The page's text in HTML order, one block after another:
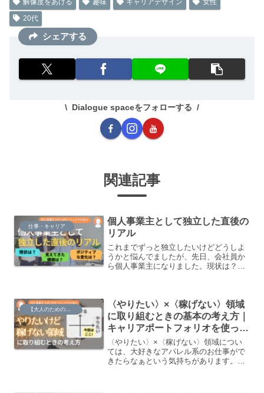
解像度をあげる
趣味 キャリアデザイン
女性
20代
シェアする
Dialogue spaceをフォローする
関連記事
仕事・キャリア
個人事業主として独立した直後の
リアル
これまでずっと独立したいけどどうしよ
うかと悩んでましたが、先日、会社員か
ら個人事業主になりました。現状は？ポ
す。
〈やりたい〉×〈稼げない〉領域
に取り組むときの基本の考え方｜
キャリアポートフォリオを使って
やりたいことを実現する！
〈やりたい〉×〈稼げない〉領域につい
ては、大好きなアパレル系のお仕事がで
きたらなぁという気持ちがあります。ま